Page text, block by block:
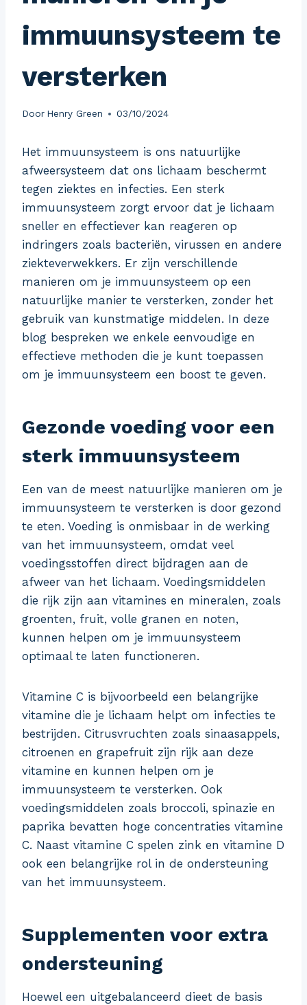
immuunsysteem te
versterken
Door Henry Green 03/10/2024
Het immuunsysteem is ons natuurlijke
afweersysteem dat ons lichaam beschermt
tegen ziektes en infecties. Een sterk
immuunsysteem zorgt ervoor dat je lichaam
sneller en effectiever kan reageren op
indringers zoals bacteriën, virussen en andere
ziekteverwekkers. Er zijn verschillende
manieren om je immuunsysteem op een
natuurlijke manier te versterken, zonder het
gebruik van kunstmatige middelen. In deze
blog bespreken we enkele eenvoudige en
effectieve methoden die je kunt toepassen
om je immuunsysteem een boost te geven.
Gezonde voeding voor een
sterk immuunsysteem
Een van de meest natuurlijke manieren om je
immuunsysteem te versterken is door gezond
te eten. Voeding is onmisbaar in de werking
van het immuunsysteem, omdat veel
voedingsstoffen direct bijdragen aan de
afweer van het lichaam. Voedingsmiddelen
die rijk zijn aan vitamines en mineralen, zoals
groenten, fruit, volle granen en noten,
kunnen helpen om je immuunsysteem
optimaal te laten functioneren.
Vitamine C is bijvoorbeeld een belangrijke
vitamine die je lichaam helpt om infecties te
bestrijden. Citrusvruchten zoals sinaasappels,
citroenen en grapefruit zijn rijk aan deze
vitamine en kunnen helpen om je
immuunsysteem te versterken. Ook
voedingsmiddelen zoals broccoli, spinazie en
paprika bevatten hoge concentraties vitamine
C. Naast vitamine C spelen zink en vitamine D
ook een belangrijke rol in de ondersteuning
van het immuunsysteem.
Supplementen voor extra
ondersteuning
Hoewel een uitgebalanceerd dieet de basis